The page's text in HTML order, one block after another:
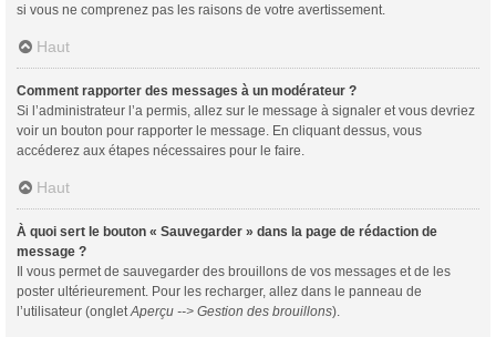
si vous ne comprenez pas les raisons de votre avertissement.
Haut
Comment rapporter des messages à un modérateur ?
Si l’administrateur l’a permis, allez sur le message à signaler et vous devriez
voir un bouton pour rapporter le message. En cliquant dessus, vous
accéderez aux étapes nécessaires pour le faire.
Haut
À quoi sert le bouton « Sauvegarder » dans la page de rédaction de
message ?
Il vous permet de sauvegarder des brouillons de vos messages et de les
poster ultérieurement. Pour les recharger, allez dans le panneau de
l’utilisateur (onglet Aperçu --> Gestion des brouillons).